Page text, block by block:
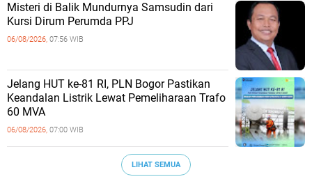
Misteri di Balik Mundurnya Samsudin dari
Kursi Dirum Perumda PPJ
06/08/2026, 07:56 WIB
Jelang HUT ke-81 RI, PLN Bogor Pastikan
Keandalan Listrik Lewat Pemeliharaan Trafo
60 MVA
06/08/2026, 07:00 WIB
LIHAT SEMUA